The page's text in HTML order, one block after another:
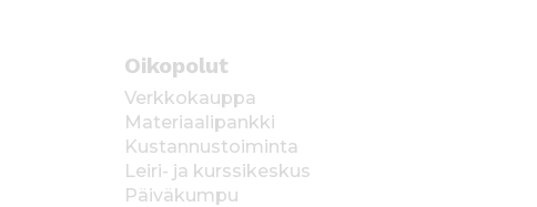
Oikopolut
Verkkokauppa
Materiaalipankki
Kustannustoiminta
Leiri- ja kurssikeskus
Päiväkumpu